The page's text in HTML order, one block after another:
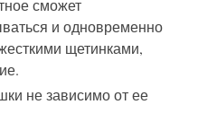
сможет
и одновременно
щетинками,
не зависимо от ее